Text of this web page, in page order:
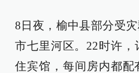
8日夜，榆中县部分受
市七里河区。22时许，
住宾馆，每间房内都配